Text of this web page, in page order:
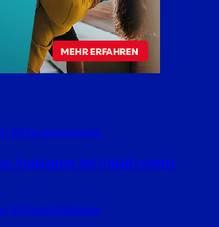
Polizeimeldungen
Autofahrer bei Unfall verletzt
Polizeimeldungen